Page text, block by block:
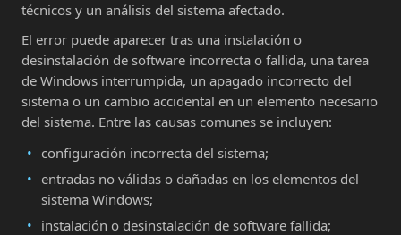
técnicos y un análisis del sistema afectado.
El error puede aparecer tras una instalación o
desinstalación de software incorrecta o fallida, una tarea
de Windows interrumpida, un apagado incorrecto del
sistema o un cambio accidental en un elemento necesario
del sistema. Entre las causas comunes se incluyen:
configuración incorrecta del sistema;
entradas no válidas o dañadas en los elementos del
sistema Windows;
instalación o desinstalación de software fallida;